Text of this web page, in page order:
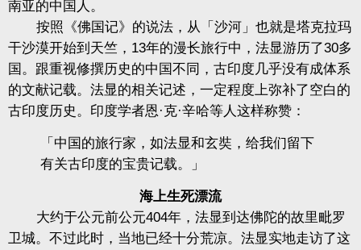
南亚的中国人。
按照《佛国记》的说法，从「沙河」也就是塔克拉玛
干沙漠开始到天竺，13年的漫长旅行中，法显游历了30多
国。跟重视修撰历史的中国不同，古印度几乎没有成体系
的文献记载。法显的相关记述，一定程度上弥补了空白的
古印度历史。印度学者恩·克·辛哈等人这样称赞：
「中国的旅行家，如法显和玄奘，给我们留下
有关古印度的宝贵记载。」
海上生死漂流
大约于公元前公元404年，法显到达佛陀的故里毗罗
卫城。不过此时，当地已经十分荒凉。法显实地走访了这